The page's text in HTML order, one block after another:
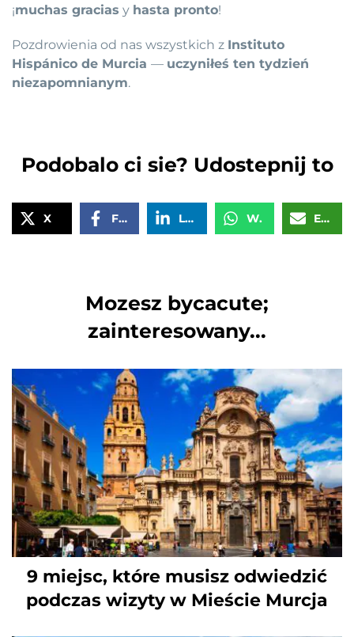
¡muchas gracias y hasta pronto!
Pozdrowienia od nas wszystkich z Instituto
Hispánico de Murcia — uczyniłeś ten tydzień
niezapomnianym.
Podobalo ci sie? Udostepnij to
X Facebook LinkedIn WhatsApp Email
Mozesz bycacute;
zainteresowany...
9 miejsc, które musisz odwiedzić
podczas wizyty w Mieście Murcja